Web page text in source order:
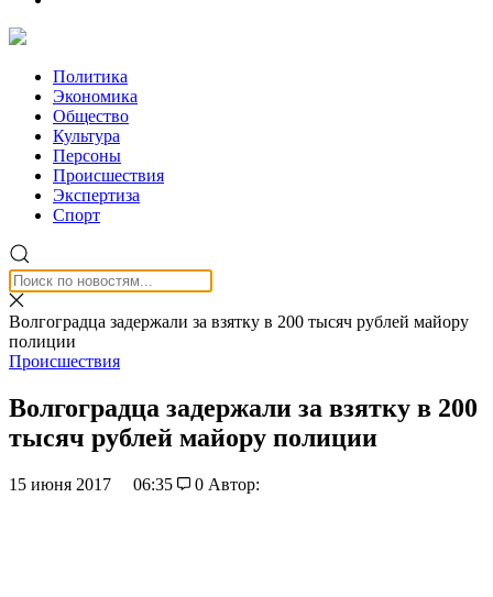
Политика
Экономика
Общество
Культура
Персоны
Происшествия
Экспертиза
Спорт
Волгоградца задержали за взятку в 200 тысяч рублей майору
полиции
Происшествия
Волгоградца задержали за взятку в 200
тысяч рублей майору полиции
15 июня 2017 06:35 0 Автор: